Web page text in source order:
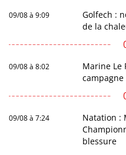
09/08 à 9:09
Golfech :
de la
09/08 à 8:02
Marine Le
campagne
09/08 à 7:24
Natation :
blessure